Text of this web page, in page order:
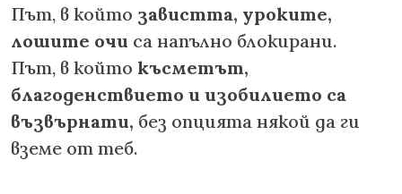
Път, в който завистта, уроките,
лошите очи са напълно блокирани.
Път, в който късметът,
благоденствието и изобилието са
възвърнати, без опцията някой да ги
вземе от теб.